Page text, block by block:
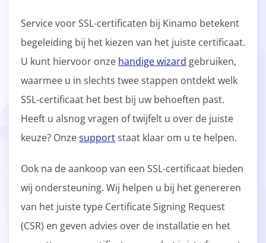
Service voor SSL-certificaten bij Kinamo betekent
begeleiding bij het kiezen van het juiste certificaat.
U kunt hiervoor onze handige wizard gebruiken,
waarmee u in slechts twee stappen ontdekt welk
SSL-certificaat het best bij uw behoeften past.
Heeft u alsnog vragen of twijfelt u over de juiste
keuze? Onzesupportstaat klaar om u te helpen.
Ook na de aankoop van een SSL-certificaat bieden
wij ondersteuning. Wij helpen u bij het genereren
van het juiste type Certificate Signing Request
(CSR) en geven advies over de installatie en het